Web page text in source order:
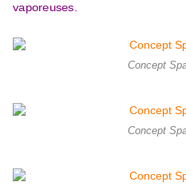
vaporeuses.
Concept
Concept